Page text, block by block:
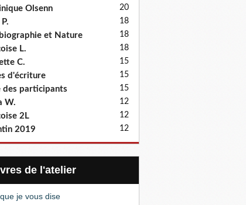
Olsenn 20
18
et Nature 18
L. 18
C. 15
d'écriture 15
des participants 15
W. 12
2L 12
2019 12
de l'atelier
je vous dise